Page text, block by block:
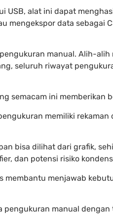
USB, alat ini dapat
mengekspor data sebagai
manual. Alih-alih
seluruh riwayat
semacam ini memberikan
memiliki
bisa dilihat dari grafik,
dan potensi risiko
membantu menjawab
pengukuran manual